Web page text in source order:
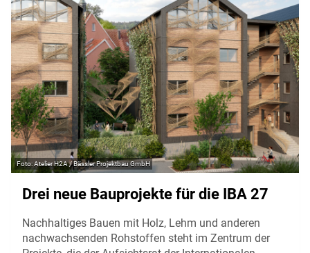
Atelier H2A / Bässler Projektbau GmbH
Drei neue Bauprojekte für die IBA 27
Nachhaltiges Bauen mit Holz, Lehm und anderen
nachwachsenden Rohstoffen steht im Zentrum der